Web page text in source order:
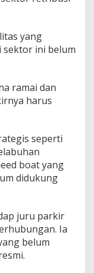
yang
sektor ini belum
ramai dan
harus
seperti
boat yang
didukung
juru parkir
Ia
belum